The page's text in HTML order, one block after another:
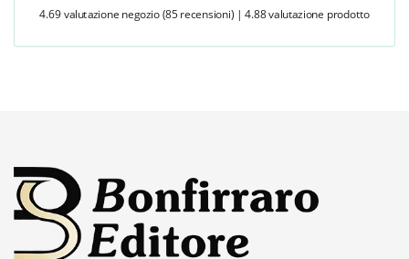
4.69 valutazione negozio (85 recensioni) | 4.88 valutazione prodotto